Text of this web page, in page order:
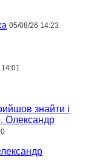
05/08/26 14:23
знайти і
Олександр